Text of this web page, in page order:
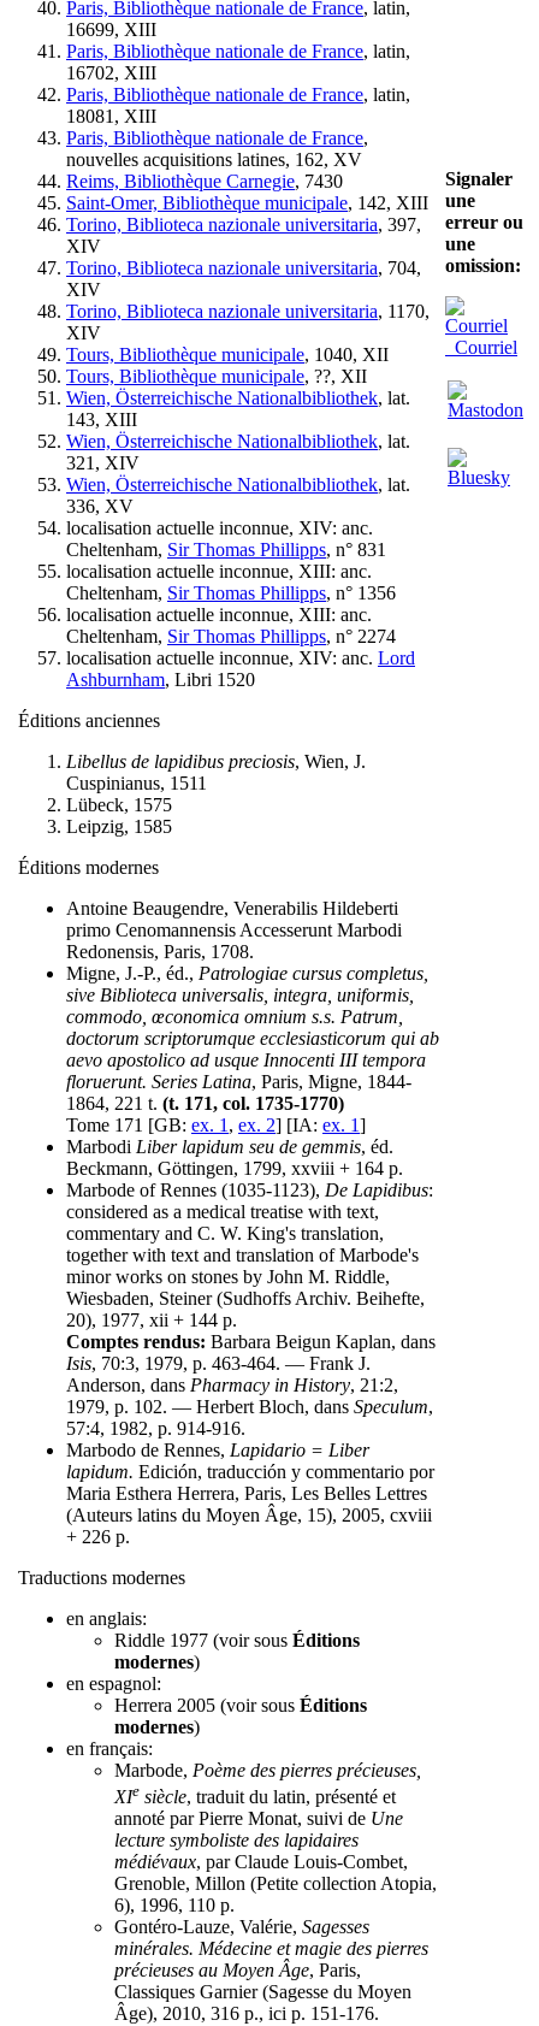
Paris, Bibliothèque nationale de France, latin,
16699, XIII
Paris, Bibliothèque nationale de France, latin,
16702, XIII
Paris, Bibliothèque nationale de France, latin,
18081, XIII
Paris, Bibliothèque nationale de France,
nouvelles acquisitions latines, 162, XV
Reims, Bibliothèque Carnegie, 7430
Saint-Omer, Bibliothèque municipale, 142, XIII
Torino, Biblioteca nazionale universitaria, 397,
XIV
Torino, Biblioteca nazionale universitaria, 704,
XIV
Torino, Biblioteca nazionale universitaria, 1170,
XIV
Tours, Bibliothèque municipale, 1040, XII
Tours, Bibliothèque municipale, ??, XII
Wien, Österreichische Nationalbibliothek, lat.
143, XIII
Wien, Österreichische Nationalbibliothek, lat.
321, XIV
Wien, Österreichische Nationalbibliothek, lat.
336, XV
localisation actuelle inconnue, XIV: anc.
Cheltenham, Sir Thomas Phillipps, n° 831
localisation actuelle inconnue, XIII: anc.
Cheltenham, Sir Thomas Phillipps, n° 1356
localisation actuelle inconnue, XIII: anc.
Cheltenham, Sir Thomas Phillipps, n° 2274
localisation actuelle inconnue, XIV: anc. Lord
Ashburnham, Libri 1520
Éditions anciennes
Libellus de lapidibus preciosis, Wien, J.
Cuspinianus, 1511
Lübeck, 1575
Leipzig, 1585
Éditions modernes
Antoine Beaugendre, Venerabilis Hildeberti
primo Cenomannensis Accesserunt Marbodi
Redonensis, Paris, 1708.
Migne, J.-P., éd., Patrologiae cursus completus,
sive Biblioteca universalis, integra, uniformis,
commodo, œconomica omnium s.s. Patrum,
doctorum scriptorumque ecclesiasticorum qui ab
aevo apostolico ad usque Innocenti III tempora
floruerunt. Series Latina, Paris, Migne, 1844-
1864, 221 t. (t. 171, col. 1735-1770)
Tome 171 [GB: ex. 1 , ex. 2] [IA: ex. 1]
Marbodi Liber lapidum seu de gemmis, éd.
Beckmann, Göttingen, 1799, xxviii + 164 p.
Marbode of Rennes (1035-1123), De Lapidibus:
considered as a medical treatise with text,
commentary and C. W. King's translation,
together with text and translation of Marbode's
minor works on stones by John M. Riddle,
Wiesbaden, Steiner (Sudhoffs Archiv. Beihefte,
20), 1977, xii + 144 p.
Comptes rendus: Barbara Beigun Kaplan, dans
Isis, 70:3, 1979, p. 463-464. — Frank J.
Anderson, dans Pharmacy in History, 21:2,
1979, p. 102. — Herbert Bloch, dans Speculum,
57:4, 1982, p. 914-916.
Marbodo de Rennes, Lapidario = Liber
lapidum. Edición, traducción y commentario por
Maria Esthera Herrera, Paris, Les Belles Lettres
(Auteurs latins du Moyen Âge, 15), 2005, cxviii
+ 226 p.
Traductions modernes
en anglais:
Riddle 1977 (voir sous Éditions
modernes)
en espagnol:
Herrera 2005 (voir sous Éditions
modernes)
en français:
Marbode, Poème des pierres précieuses,
XIe siècle, traduit du latin, présenté et
annoté par Pierre Monat, suivi de Une
lecture symboliste des lapidaires
médiévaux, par Claude Louis-Combet,
Grenoble, Millon (Petite collection Atopia,
6), 1996, 110 p.
Gontéro-Lauze, Valérie, Sagesses
minérales. Médecine et magie des pierres
précieuses au Moyen Âge, Paris,
Classiques Garnier (Sagesse du Moyen
Âge), 2010, 316 p., ici p. 151-176.
Signaler
une
erreur ou
une
omission:
Courriel